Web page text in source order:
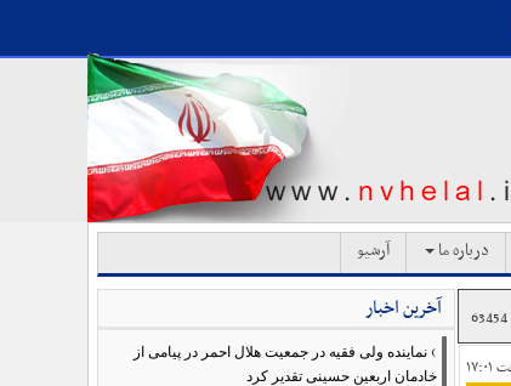
درباره ما آرشیو
آخرین اخبار
› نماینده ولی فقیه در جمعیت هلال احمر در پیامی از
خادمان اربعین حسینی تقدیر کرد